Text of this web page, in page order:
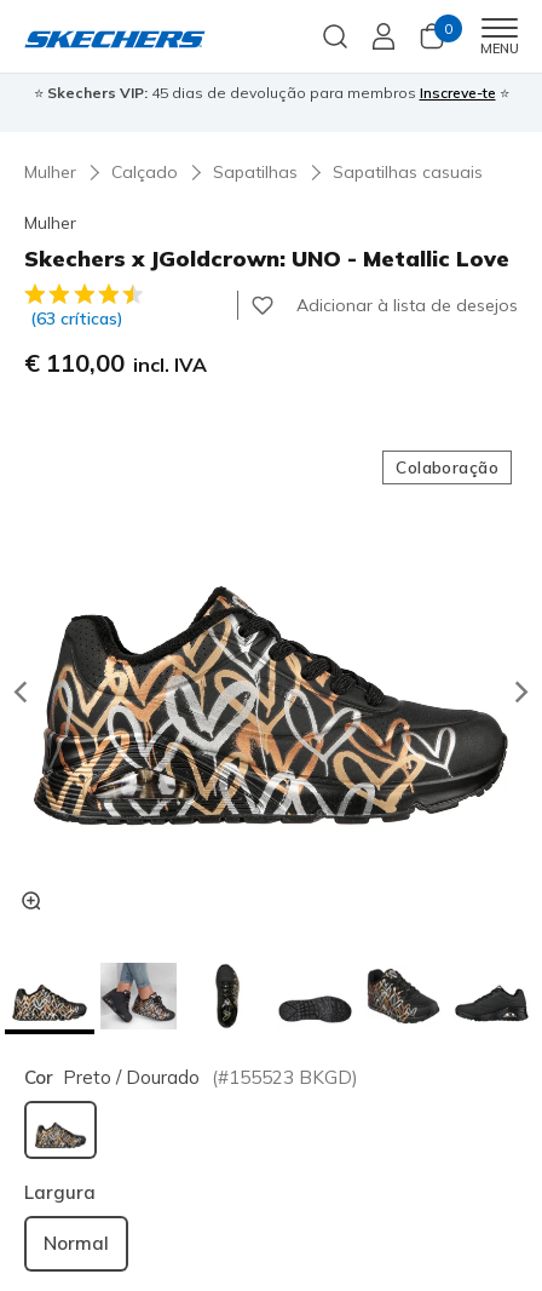
0
MENU
⭐ Skechers VIP:45 dias de devolução para membros Inscreve-te ⭐
Mulher Calçado Sapatilhas Sapatilhas casuais
Mulher
Skechers x JGoldcrown: UNO - Metallic Love
3$5 de 5 – Classificação do cliente
(63 críticas)
Adicionar à lista de desejos
€ 110,00 incl. IVA
Colaboração
Cor Preto / Dourado (#155523 BKGD)
selecionado
Largura
Normal